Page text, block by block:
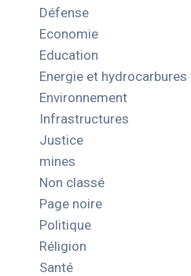
Défense
Economie
Education
Energie et hydrocarbures
Environnement
Infrastructures
Justice
mines
Non classé
Page noire
Politique
Réligion
Santé